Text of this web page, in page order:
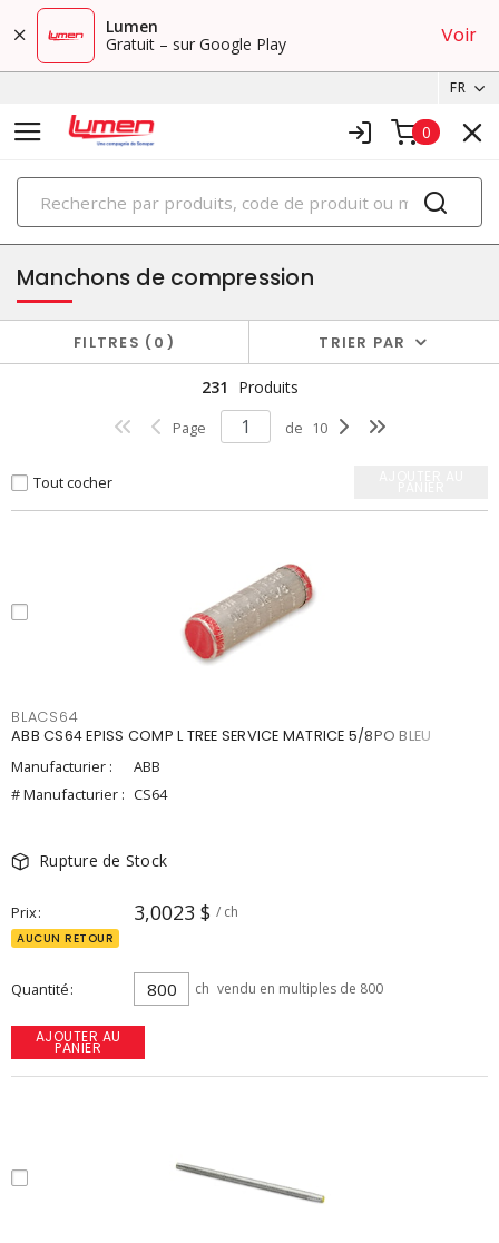
Lumen
Gratuit – sur Google Play
Voir
FR
0
PRODUITS
cosses et connecteurs
Manchons de compression
FILTRES 0 TRIER PAR
231 Produits
Page de 10
Tout cocher
BLACS64
ABB CS64 EPISS COMP L TREE SERVICE MATRICE 5/8PO BLEU
Manufacturier :
ABB
# Manufacturier : CS64
Rupture de Stock
Prix 3,0023 $ / ch
AUCUN RETOUR
Quantité ch vendu en multiples de 800
AJOUTER AU
PANIER